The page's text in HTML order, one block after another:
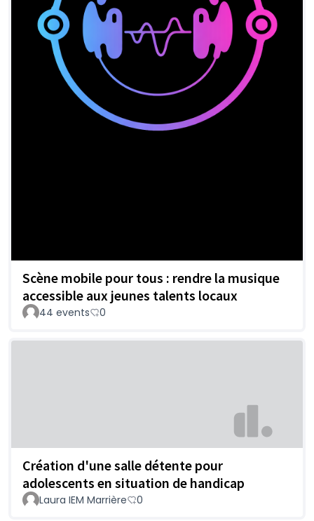
Scène mobile pour tous : rendre la musique
accessible aux jeunes talents locaux
44 events 0
Création d'une salle détente pour
adolescents en situation de handicap
Laura IEM Marrière 0